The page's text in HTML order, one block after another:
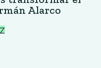
Alarco